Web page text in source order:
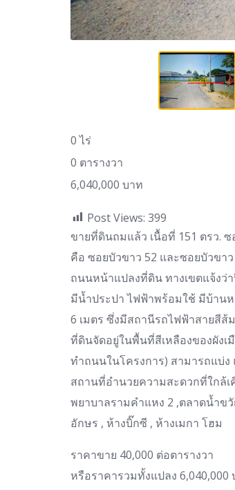
0 ไร่
0 ตารางวา
6,040,000 บาท
Post Views: 399
ขายที่ดินถมแล้ว เนื้อที่ 151 ตรว.
คือ ซอยบัวขาว 52 และซอยบัวขา
ถนนหน้าแปลงที่ดิน ทางเขตแจ้งว่
มีน้ำประปา ไฟฟ้าพร้อมใช้ มีบ้าน
6 เมตร ซึ่งมีสถานีรถไฟฟ้าสายสีส้
ที่ดินจัดอยู่ในพื้นที่สีเหลืองของผังเ
ทำถนนในโครงการ) สามารถแบ่
สถานที่อำนวยความสะดวกที่ใกล้
พยาบาลรามคำแหง 2 ,ตลาดน้ำขวั
อักษร , ห้างบิ๊กซี , ห้างเมกา โฮม
ราคาขาย 40,000 ต่อตารางวา
หรือราคารวมทั้งแปลง 6,040,000